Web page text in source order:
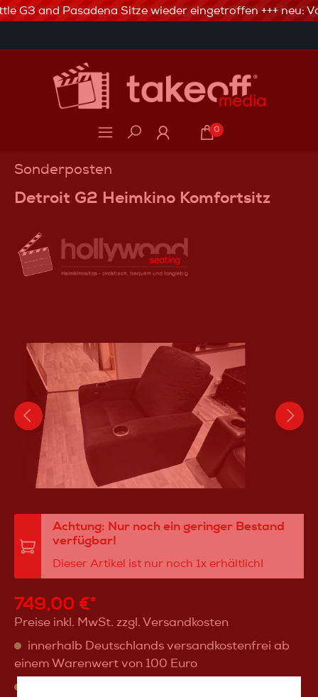
3% Skonto bei Vorkasse via Banküberweisung
G3 and Pasadena Sitze wieder eingetroffen +++ neu:
0
Sonderposten
Detroit G2 Heimkino Komfortsitz
Achtung: Nur noch ein geringer Bestand
verfügbar!
Dieser Artikel ist nur noch 1x erhältlich!
749,00 €*
Preise inkl. MwSt. zzgl. Versandkosten
innerhalb Deutschlands versandkostenfrei ab
einem Warenwert von 100 Euro